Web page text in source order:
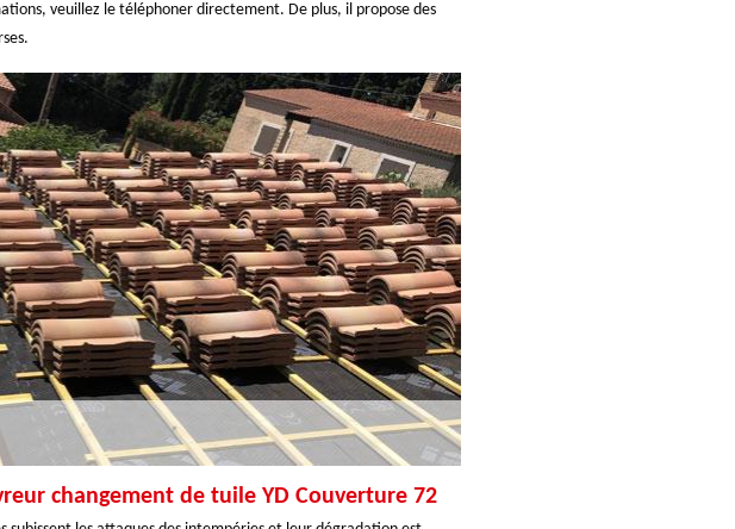
veuillez le téléphoner directement. De plus, il propose des
changement de tuile YD Couverture 72